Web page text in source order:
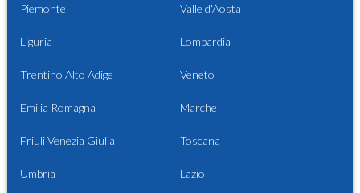
Piemonte Valle d'Aosta
Liguria Lombardia
Trentino Alto Adige Veneto
Emilia Romagna Marche
Friuli Venezia Giulia Toscana
Umbria Lazio